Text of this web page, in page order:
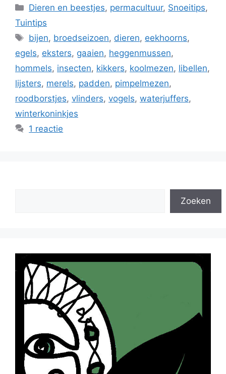
Categorieën
Dieren en beestjes, permacultuur, Snoeitips,
Tuintips
Tags
bijen, broedseizoen, dieren, eekhoorns,
egels, eksters, gaaien, heggenmussen,
hommels, insecten, kikkers, koolmezen, libellen,
lijsters, merels, padden, pimpelmezen,
roodborstjes, vlinders, vogels, waterjuffers,
winterkoninkjes
1 reactie
Zoeken